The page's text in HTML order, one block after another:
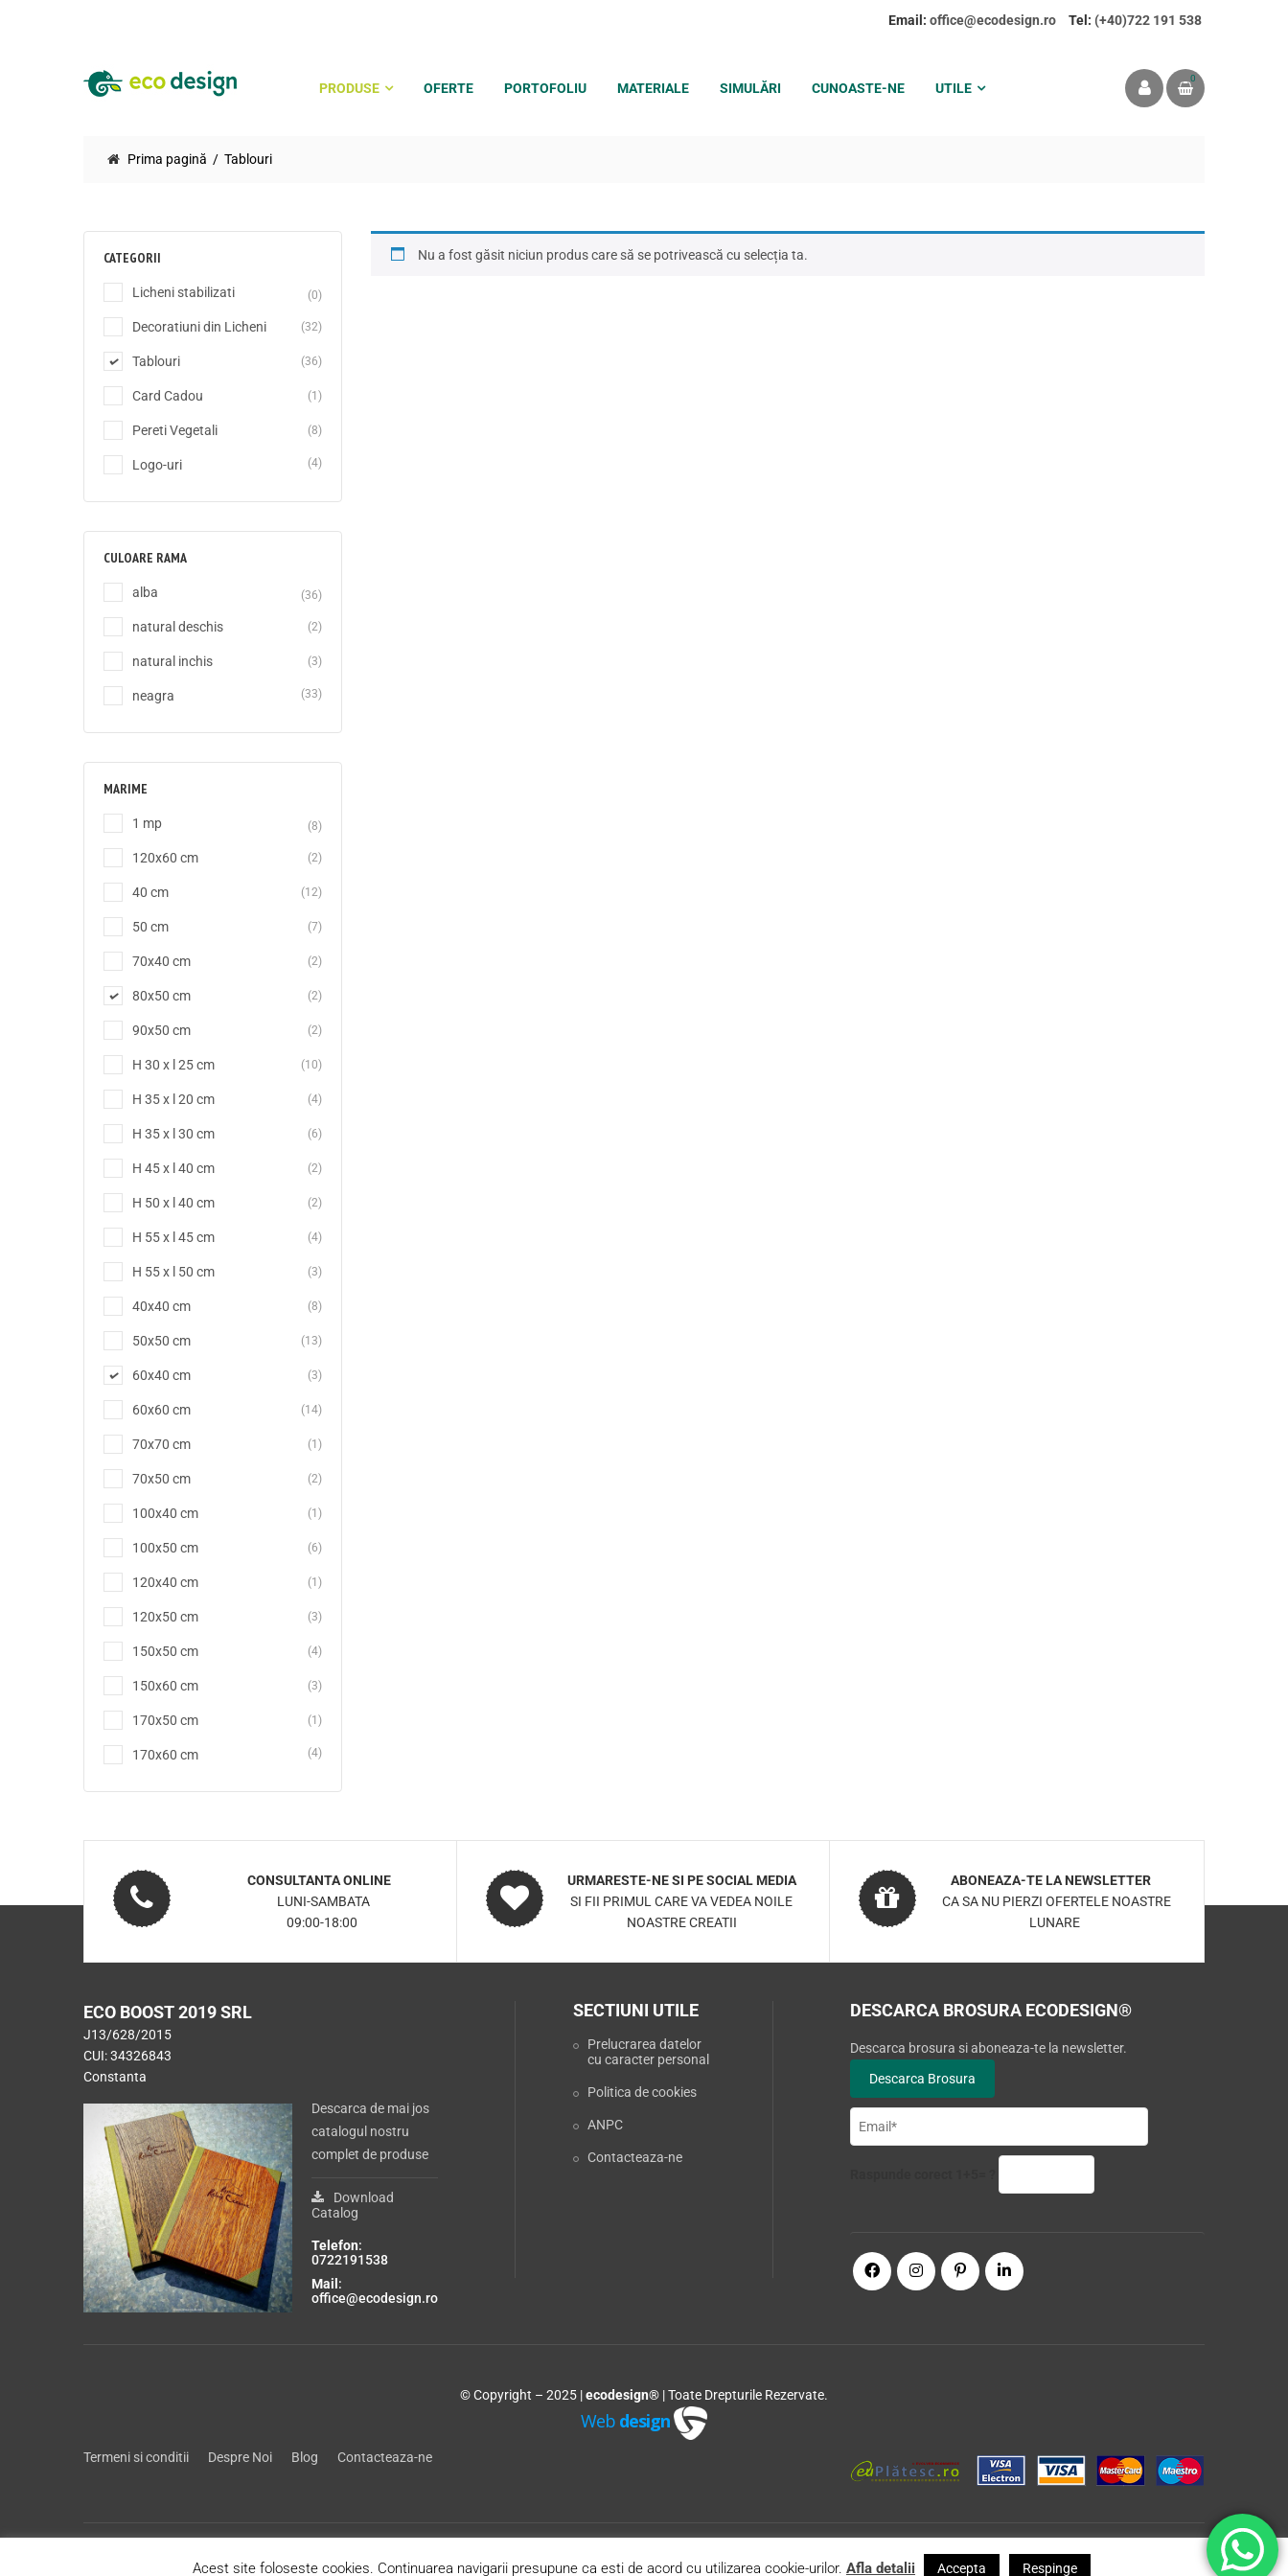
Email: office@ecodesign.ro Tel: (+40)722 191 538
PRODUSE OFERTE PORTOFOLIU MATERIALE SIMULĂRI CUNOASTE-NE UTILE
0
Prima pagină Tablouri
CATEGORII
Licheni stabilizati (0)
Decoratiuni din Licheni (32)
Tablouri (36)
Card Cadou (1)
Pereti Vegetali (8)
Logo-uri (4)
CULOARE RAMA
alba (36)
natural deschis (2)
natural inchis (3)
neagra (33)
MARIME
1 mp (8)
120x60 cm (2)
40 cm (12)
50 cm (7)
70x40 cm (2)
80x50 cm (2)
90x50 cm (2)
H 30 x l 25 cm (10)
H 35 x l 20 cm (4)
H 35 x l 30 cm (6)
H 45 x l 40 cm (2)
H 50 x l 40 cm (2)
H 55 x l 45 cm (4)
H 55 x l 50 cm (3)
40x40 cm (8)
50x50 cm (13)
60x40 cm (3)
60x60 cm (14)
70x70 cm (1)
70x50 cm (2)
100x40 cm (1)
100x50 cm (6)
120x40 cm (1)
120x50 cm (3)
150x50 cm (4)
150x60 cm (3)
170x50 cm (1)
170x60 cm (4)
Nu a fost găsit niciun produs care să se potrivească cu selecția ta.
CONSULTANTA ONLINE
LUNI-SAMBATA
09:00-18:00
URMARESTE-NE SI PE SOCIAL MEDIA
SI FII PRIMUL CARE VA VEDEA NOILE
NOASTRE CREATII
ABONEAZA-TE LA NEWSLETTER
CA SA NU PIERZI OFERTELE NOASTRE
LUNARE
ECO BOOST 2019 SRL
J13/628/2015
CUI: 34326843
Constanta
Descarca de mai jos
catalogul nostru
complet de produse
Download
Catalog
Telefon:
0722191538
Mail :
office@ecodesign.ro
SECTIUNI UTILE
Prelucrarea datelor
cu caracter personal
Politica de cookies
ANPC
Contacteaza-ne
DESCARCA BROSURA ECODESIGN®
Descarca brosura si aboneaza-te la newsletter.
© Copyright – 2025 |ecodesign® | Toate Drepturile Rezervate.
Web design
Termeni si conditii Despre Noi Blog Contacteaza-ne
Acest site foloseste cookies. Continuarea navigarii presupune ca esti de acord cu utilizarea cookie-urilor. Afla detalii Accepta Respinge